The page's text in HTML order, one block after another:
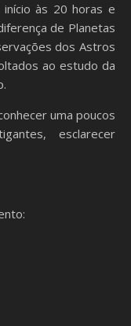
às 20 horas e
de Planetas
dos Astros
ao estudo da
uma poucos
esclarecer